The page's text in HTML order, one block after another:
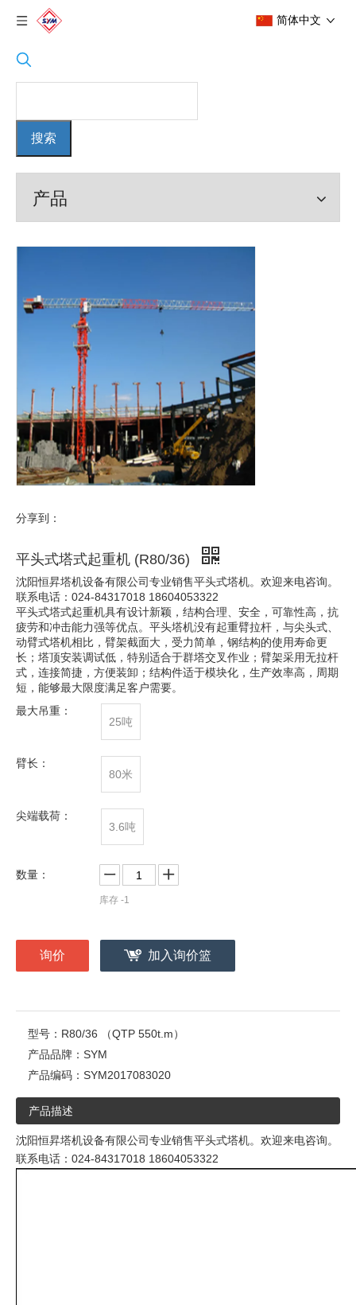
简体中文
搜索
产品
分享到：
平头式塔式起重机 (R80/36)
沈阳恒昇塔机设备有限公司专业销售平头式塔机。欢迎来电咨询。
联系电话：024-84317018 18604053322
平头式塔式起重机具有设计新颖，结构合理、安全，可靠性高，抗
疲劳和冲击能力强等优点。平头塔机没有起重臂拉杆，与尖头式、
动臂式塔机相比，臂架截面大，受力简单，钢结构的使用寿命更
长；塔顶安装调试低，特别适合于群塔交叉作业；臂架采用无拉杆
式，连接简捷，方便装卸；结构件适于模块化，生产效率高，周期
短，能够最大限度满足客户需要。
最大吊重：
25吨
臂长：
80米
尖端载荷：
3.6吨
数量：
库存 -1
询价 加入询价篮
型号： R80/36 （QTP 550t.m）
产品品牌： SYM
产品编码： SYM2017083020
产品描述
沈阳恒昇塔机设备有限公司专业销售平头式塔机。欢迎来电咨询。
联系电话：024-84317018 18604053322